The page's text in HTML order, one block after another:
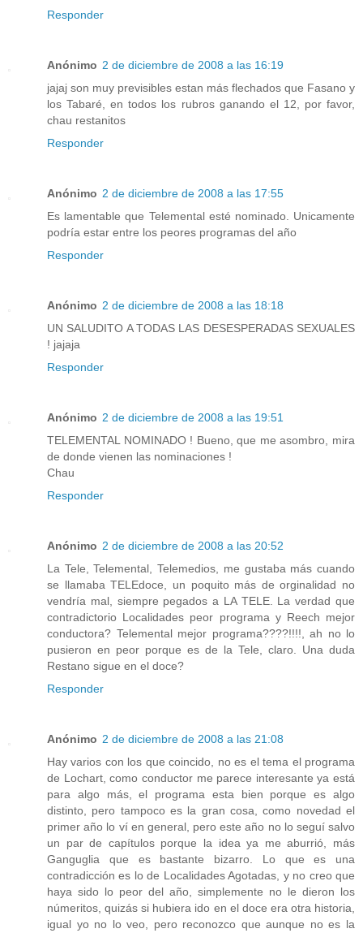
Responder
Anónimo 2 de diciembre de 2008 a las 16:19
jajaj son muy previsibles estan más flechados que Fasano y
los Tabaré, en todos los rubros ganando el 12, por favor,
chau restanitos
Responder
Anónimo 2 de diciembre de 2008 a las 17:55
Es lamentable que Telemental esté nominado. Unicamente
podría estar entre los peores programas del año
Responder
Anónimo 2 de diciembre de 2008 a las 18:18
UN SALUDITO A TODAS LAS DESESPERADAS SEXUALES
! jajaja
Responder
Anónimo 2 de diciembre de 2008 a las 19:51
TELEMENTAL NOMINADO ! Bueno, que me asombro, mira
de donde vienen las nominaciones !
Chau
Responder
Anónimo 2 de diciembre de 2008 a las 20:52
La Tele, Telemental, Telemedios, me gustaba más cuando
se llamaba TELEdoce, un poquito más de orginalidad no
vendría mal, siempre pegados a LA TELE. La verdad que
contradictorio Localidades peor programa y Reech mejor
conductora? Telemental mejor programa????!!!!, ah no lo
pusieron en peor porque es de la Tele, claro. Una duda
Restano sigue en el doce?
Responder
Anónimo 2 de diciembre de 2008 a las 21:08
Hay varios con los que coincido, no es el tema el programa
de Lochart, como conductor me parece interesante ya está
para algo más, el programa esta bien porque es algo
distinto, pero tampoco es la gran cosa, como novedad el
primer año lo ví en general, pero este año no lo seguí salvo
un par de capítulos porque la idea ya me aburrió, más
Ganguglia que es bastante bizarro. Lo que es una
contradicción es lo de Localidades Agotadas, y no creo que
haya sido lo peor del año, simplemente no le dieron los
númeritos, quizás si hubiera ido en el doce era otra historia,
igual yo no lo veo, pero reconozco que aunque no es la